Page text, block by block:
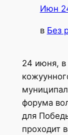
Июн
в Без
24 июня, в
форума
для
проходит